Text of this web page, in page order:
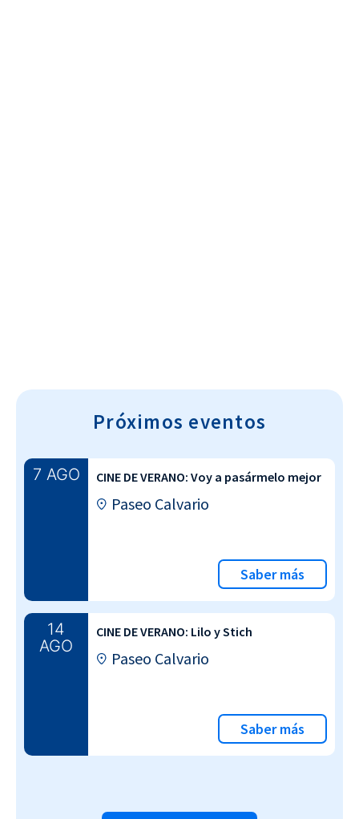
Próximos eventos
7 AGO CINE DE VERANO: Voy a pasármelo mejor
Paseo Calvario
Saber más
14
AGO
CINE DE VERANO: Lilo y Stich
Paseo Calvario
Saber más